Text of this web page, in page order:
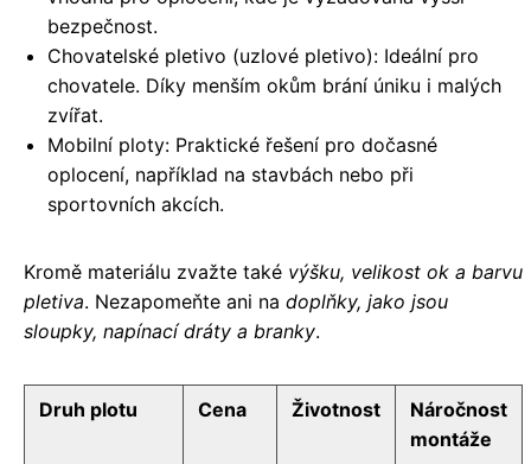
bezpečnost.
Chovatelské pletivo (uzlové pletivo): Ideální pro
chovatele. Díky menším okům brání úniku i malých
zvířat.
Mobilní ploty: Praktické řešení pro dočasné
oplocení, například na stavbách nebo při
sportovních akcích.
Kromě materiálu zvažte také výšku, velikost ok a barvu
pletiva. Nezapomeňte ani na doplňky, jako jsou
sloupky, napínací dráty a branky.
Druh plotu Cena Životnost
Náročnost
montáže